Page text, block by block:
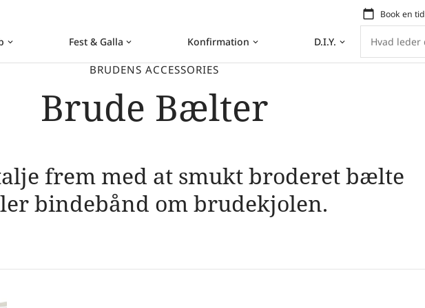
keyboard_arrow_down Fest & Galla keyboard_arrow_down Konfirmation keyboard_arrow_down D.I.Y. keyboard_arrow_down
calendar_today Book en tid
BRUDENS ACCESSORIES
Brude Bælter
frem med at smukt broderet bælte
bindebånd om brudekjolen.